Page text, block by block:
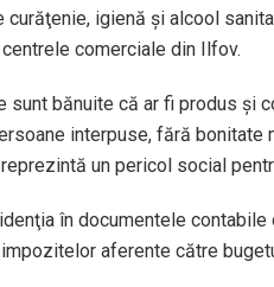
igienă şi alcool
comerciale din Ilfov.
sunt bănuite că ar fi produs şi
interpuse, fără bonitate
un pericol social
în documentele
aferente către